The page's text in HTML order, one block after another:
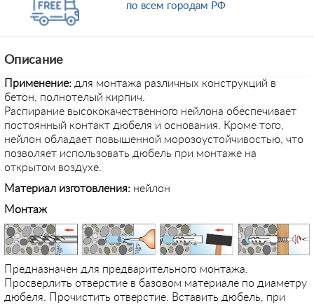
по всем городам РФ
Описание
Применение: для монтажа различных конструкций в
бетон, полнотелый кирпич.
Распирание высококачественного нейлона обеспечивает
постоянный контакт дюбеля и основания. Кроме того,
нейлон обладает повышенной морозоустойчивостью, что
позволяет использовать дюбель при монтаже на
открытом воздухе.
Материал изготовления: нейлон
Монтаж
Предназначен для предварительного монтажа.
Просверлить отверстие в базовом материале по диаметру
дюбеля. Прочистить отверстие. Вставить дюбель, при